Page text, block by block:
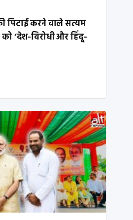
पिटाई करने वाले सत्यम
‘देश-विरोधी और हिंदू-